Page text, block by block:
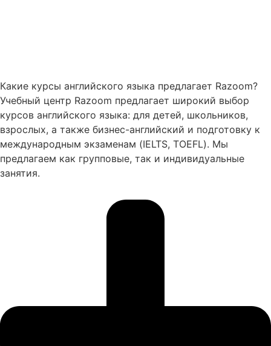
Какие курсы английского языка предлагает Razoom?
Учебный центр Razoom предлагает широкий выбор
курсов английского языка: для детей, школьников,
взрослых, а также бизнес-английский и подготовку к
международным экзаменам (IELTS, TOEFL). Мы
предлагаем как групповые, так и индивидуальные
занятия.